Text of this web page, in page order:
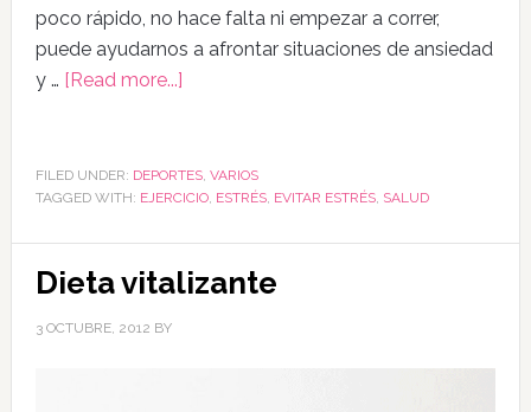
poco rápido, no hace falta ni empezar a correr,
puede ayudarnos a afrontar situaciones de ansiedad
y … [Read more...]
FILED UNDER: DEPORTES, VARIOS
TAGGED WITH: EJERCICIO, ESTRÉS, EVITAR ESTRÉS, SALUD
Dieta vitalizante
3 OCTUBRE, 2012 BY